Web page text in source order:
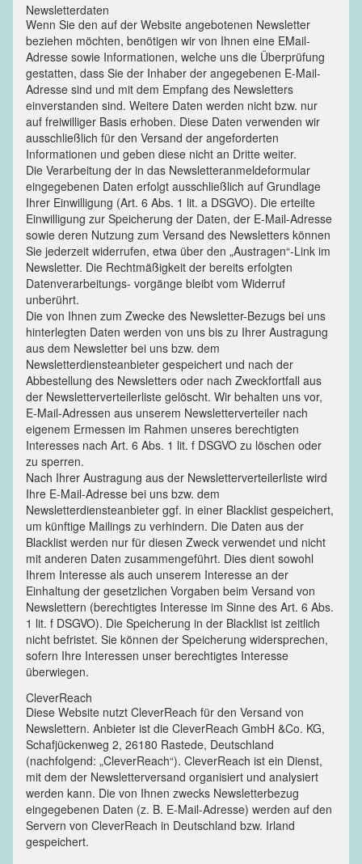
Newsletterdaten
Wenn Sie den auf der Website angebotenen Newsletter
beziehen möchten, benötigen wir von Ihnen eine EMail-
Adresse sowie Informationen, welche uns die Überprüfung
gestatten, dass Sie der Inhaber der angegebenen E-Mail-
Adresse sind und mit dem Empfang des Newsletters
einverstanden sind. Weitere Daten werden nicht bzw. nur
auf freiwilliger Basis erhoben. Diese Daten verwenden wir
ausschließlich für den Versand der angeforderten
Informationen und geben diese nicht an Dritte weiter.
Die Verarbeitung der in das Newsletteranmeldeformular
eingegebenen Daten erfolgt ausschließlich auf Grundlage
Ihrer Einwilligung (Art. 6 Abs. 1 lit. a DSGVO). Die erteilte
Einwilligung zur Speicherung der Daten, der E-Mail-Adresse
sowie deren Nutzung zum Versand des Newsletters können
Sie jederzeit widerrufen, etwa über den „Austragen“-Link im
Newsletter. Die Rechtmäßigkeit der bereits erfolgten
Datenverarbeitungs- vorgänge bleibt vom Widerruf
unberührt.
Die von Ihnen zum Zwecke des Newsletter-Bezugs bei uns
hinterlegten Daten werden von uns bis zu Ihrer Austragung
aus dem Newsletter bei uns bzw. dem
Newsletterdiensteanbieter gespeichert und nach der
Abbestellung des Newsletters oder nach Zweckfortfall aus
der Newsletterverteilerliste gelöscht. Wir behalten uns vor,
E-Mail-Adressen aus unserem Newsletterverteiler nach
eigenem Ermessen im Rahmen unseres berechtigten
Interesses nach Art. 6 Abs. 1 lit. f DSGVO zu löschen oder
zu sperren.
Nach Ihrer Austragung aus der Newsletterverteilerliste wird
Ihre E-Mail-Adresse bei uns bzw. dem
Newsletterdiensteanbieter ggf. in einer Blacklist gespeichert,
um künftige Mailings zu verhindern. Die Daten aus der
Blacklist werden nur für diesen Zweck verwendet und nicht
mit anderen Daten zusammengeführt. Dies dient sowohl
Ihrem Interesse als auch unserem Interesse an der
Einhaltung der gesetzlichen Vorgaben beim Versand von
Newslettern (berechtigtes Interesse im Sinne des Art. 6 Abs.
1 lit. f DSGVO). Die Speicherung in der Blacklist ist zeitlich
nicht befristet. Sie können der Speicherung widersprechen,
sofern Ihre Interessen unser berechtigtes Interesse
überwiegen.
CleverReach
Diese Website nutzt CleverReach für den Versand von
Newslettern. Anbieter ist die CleverReach GmbH &Co. KG,
Schafjückenweg 2, 26180 Rastede, Deutschland
(nachfolgend: „CleverReach“). CleverReach ist ein Dienst,
mit dem der Newsletterversand organisiert und analysiert
werden kann. Die von Ihnen zwecks Newsletterbezug
eingegebenen Daten (z. B. E-Mail-Adresse) werden auf den
Servern von CleverReach in Deutschland bzw. Irland
gespeichert.